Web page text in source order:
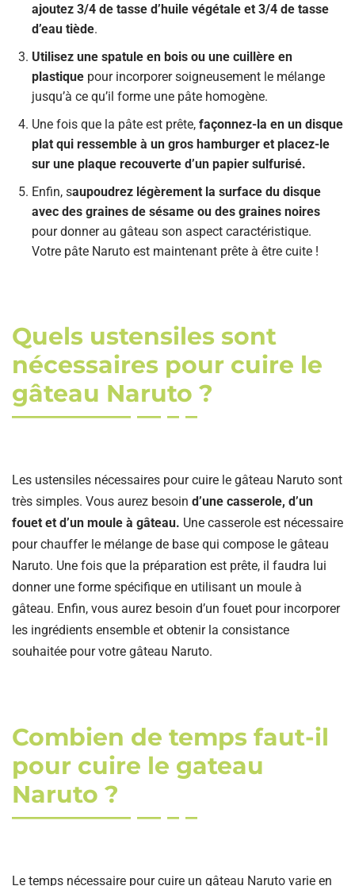
ajoutez 3/4 de tasse d’huile végétale et 3/4 de tasse
d’eau tiède.
Utilisez une spatule en bois ou une cuillère en
plastique pour incorporer soigneusement le mélange
jusqu’à ce qu’il forme une pâte homogène.
Une fois que la pâte est prête, façonnez-la en un disque
plat qui ressemble à un gros hamburger et placez-le
sur une plaque recouverte d’un papier sulfurisé.
Enfin, saupoudrez légèrement la surface du disque
avec des graines de sésame ou des graines noires
pour donner au gâteau son aspect caractéristique.
Votre pâte Naruto est maintenant prête à être cuite !
Quels ustensiles sont
nécessaires pour cuire le
gâteau Naruto ?
Les ustensiles nécessaires pour cuire le gâteau Naruto sont
très simples. Vous aurez besoin d’une casserole, d’un
fouet et d’un moule à gâteau. Une casserole est nécessaire
pour chauffer le mélange de base qui compose le gâteau
Naruto. Une fois que la préparation est prête, il faudra lui
donner une forme spécifique en utilisant un moule à
gâteau. Enfin, vous aurez besoin d’un fouet pour incorporer
les ingrédients ensemble et obtenir la consistance
souhaitée pour votre gâteau Naruto.
Combien de temps faut-il
pour cuire le gateau
Naruto ?
Le temps nécessaire pour cuire un gâteau Naruto varie en